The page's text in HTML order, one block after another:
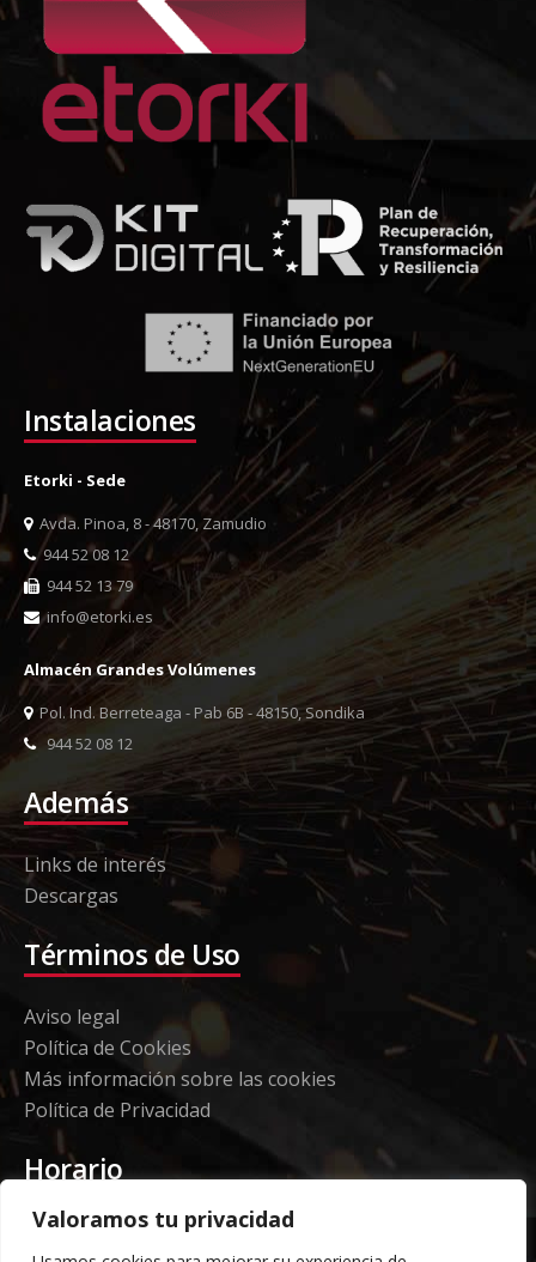
Valoramos tu privacidad
Instalaciones
Etorki - Sede
Avda. Pinoa, 8 - 48170, Zamudio
944 52 08 12
944 52 13 79
info@etorki.es
Almacén Grandes Volúmenes
Pol. Ind. Berreteaga - Pab 6B - 48150, Sondika
944 52 08 12
Además
Links de interés
Descargas
Términos de Uso
Aviso legal
Política de Cookies
Más información sobre las cookies
Política de Privacidad
Horario
Etorki - Sede